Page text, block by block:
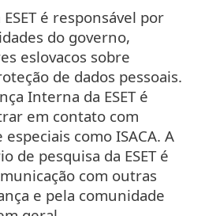
é responsável por
do governo,
eslovacos sobre
de dados pessoais.
Interna da ESET é
em contato com
como ISACA. A
de pesquisa da ESET é
com outras
e pela comunidade